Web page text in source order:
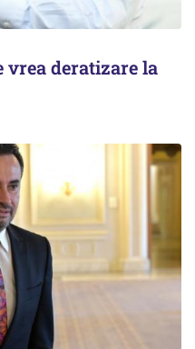
deratizare la